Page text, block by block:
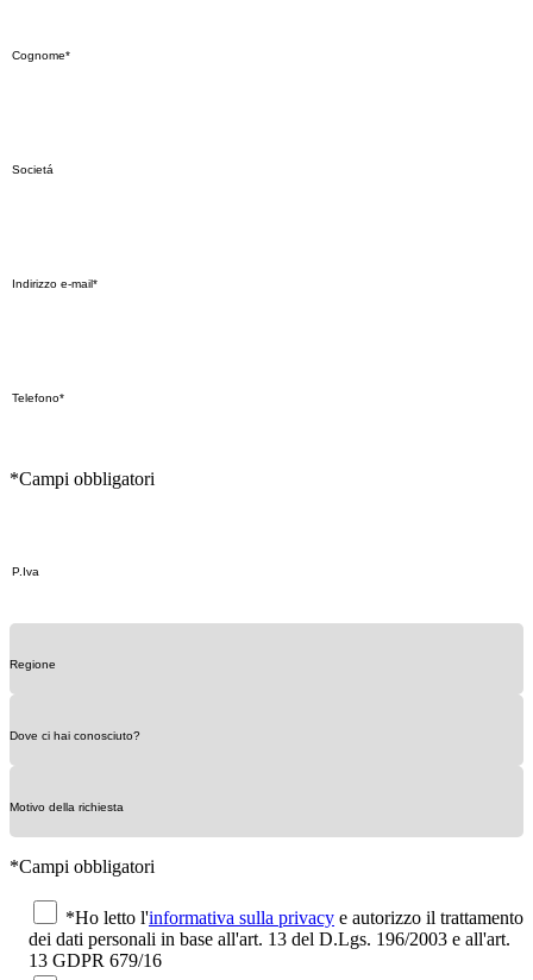
*Campi obbligatori
*Campi obbligatori
*Ho letto l'informativa sulla privacy e autorizzo il trattamento
dei dati personali in base all'art. 13 del D.Lgs. 196/2003 e all'art.
13 GDPR 679/16